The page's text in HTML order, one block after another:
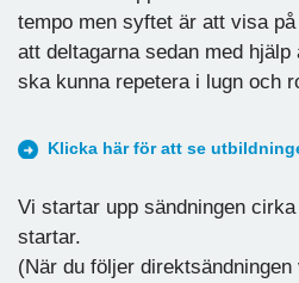
tempo men syftet är att visa
att deltagarna sedan med
ska kunna repetera i lugn och
Klicka här för att se
Vi startar upp sändningen
startar.
(När du följer